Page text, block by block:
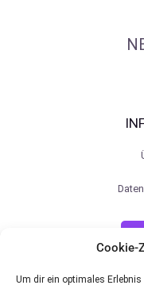
Cookie-
Um dir ein optimales